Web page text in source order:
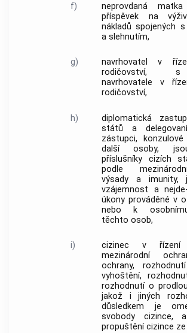
f)
neprovdaná
příspěvek na
nákladů spojených
a slehnutím,
g)
navrhovatel v
rodičovství, s
navrhovatele v
rodičovství,
h)
diplomatická
států a
zástupci,
další osoby,
příslušníky cizích
podle
výsady a imunity,
vzájemnost a
úkony prováděné v
nebo k
těchto osob,
i)
cizinec v řízení
mezinárodní
ochrany,
vyhoštění,
rozhodnutí o
jakož i jiných
důsledkem je
svobody
propuštění cizince